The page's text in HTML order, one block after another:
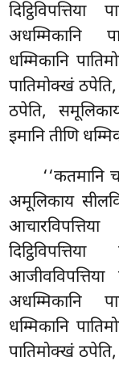
अधम्मिकानि
धम्मिकानि
पातिमोक्खं
ठपेति, समूलिकाय
इमानि तीणि
‘‘कतमानि
अमूलिकाय
दिट्ठिविपत्तिया
अधम्मिकानि
धम्मिकानि
पातिमोक्खं